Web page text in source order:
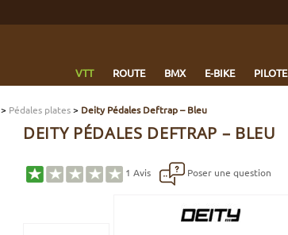
VTT ROUTE BMX E-BIKE PILOTE
> Pédales plates> Deity Pédales Deftrap – Bleu
DEITY PÉDALES DEFTRAP – BLEU
1 Avis Poser une question